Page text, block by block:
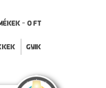
0 Ft
GYIK